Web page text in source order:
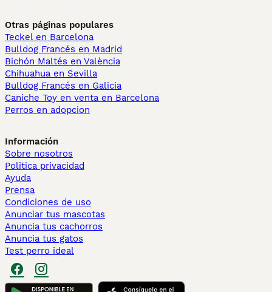
Otras páginas populares
Teckel en Barcelona
Bulldog Francés en Madrid
Bichón Maltés en València
Chihuahua en Sevilla
Bulldog Francés en Galicia
Caniche Toy en venta en Barcelona
Perros en adopcion
Información
Sobre nosotros
Politica privacidad
Ayuda
Prensa
Condiciones de uso
Anunciar tus mascotas
Anuncia tus cachorros
Anuncia tus gatos
Test perro ideal